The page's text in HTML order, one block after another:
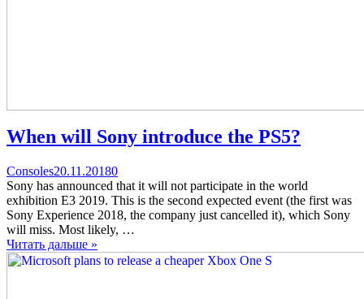
When will Sony introduce the PS5?
Categories
ConsolesPosted
on
20.11.20180comments
on
When
will
the
Sony has announced that it will not participate in the world
exhibition E3 2019. This is the second expected event (the first was
Sony Experience 2018, the company just cancelled it), which Sony
will miss. Most likely, …
Читать дальше »